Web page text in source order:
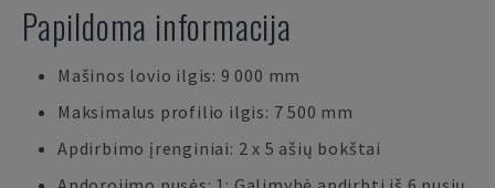
Papildoma informacija
Mašinos lovio ilgis: 9 000 mm
Maksimalus profilio ilgis: 7 500 mm
Apdirbimo įrenginiai: 2 x 5 ašių bokštai